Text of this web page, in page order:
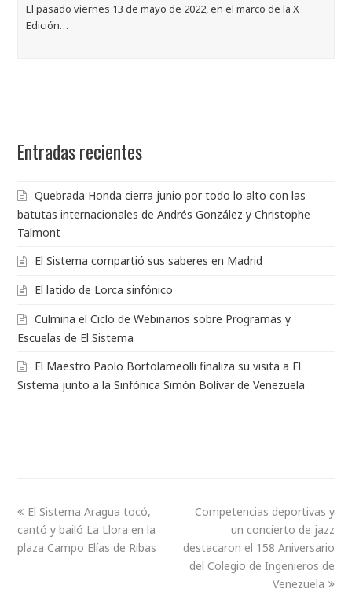
El pasado viernes 13 de mayo de 2022, en el marco de la X
Edición…
Entradas recientes
Quebrada Honda cierra junio por todo lo alto con las
batutas internacionales de Andrés González y Christophe
Talmont
El Sistema compartió sus saberes en Madrid
El latido de Lorca sinfónico
Culmina el Ciclo de Webinarios sobre Programas y
Escuelas de El Sistema
El Maestro Paolo Bortolameolli finaliza su visita a El
Sistema junto a la Sinfónica Simón Bolívar de Venezuela
El Sistema Aragua tocó,
cantó y bailó La Llora en la
plaza Campo Elías de Ribas
Competencias deportivas y
un concierto de jazz
destacaron el 158 Aniversario
del Colegio de Ingenieros de
Venezuela